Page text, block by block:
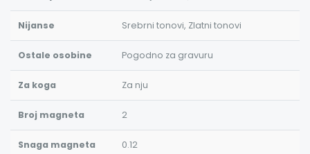
Nijanse Srebrni tonovi, Zlatni tonovi
Ostale osobine Pogodno za gravuru
Za koga Za nju
Broj magneta 2
Snaga magneta
0.12